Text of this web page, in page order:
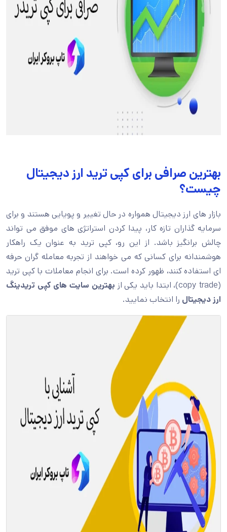
بهترین صرافی برای کپی ترید ارز دیجیتال
چیست؟
بازار های ارز دیجیتال همواره در حال تغییر و پویایی هستند و برای
سرمایه گذاران تازه کار، پیدا کردن استراتژی های موفق می تواند
چالش برانگیز باشد. از این رو، کپی ترید به عنوان یک راهکار
هوشمندانه برای کسانی که می خواهند از تجربه معامله گران حرفه
ای استفاده کنند، ظهور کرده است. برای انجام معاملات با کپی ترید
(copy trade)، ابتدا باید یکی از
بهترین سایت های کپی تریدینگ
ارز دیجیتال را انتخاب نمایید.